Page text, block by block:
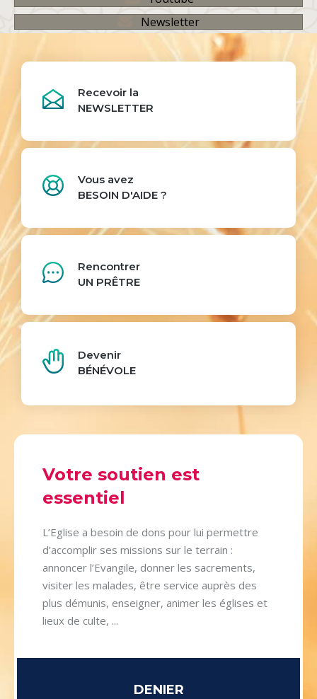
Newsletter
Recevoir la
NEWSLETTER
Vous avez
BESOIN D'AIDE ?
Rencontrer
UN PRÊTRE
Devenir
BÉNÉVOLE
Votre soutien est
essentiel
L’Eglise a besoin de dons pour lui permettre
d’accomplir ses missions sur le terrain :
annoncer l’Evangile, donner les sacrements,
visiter les malades, être service auprès des
plus démunis, enseigner, animer les églises et
lieux de culte, ...
DENIER